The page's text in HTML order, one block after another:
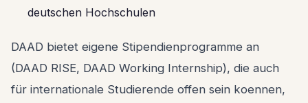
deutschen Hochschulen
DAAD bietet eigene Stipendienprogramme an
(DAAD RISE, DAAD Working Internship), die auch
für internationale Studierende offen sein koennen,